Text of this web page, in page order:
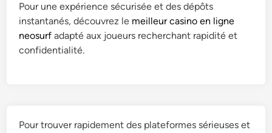
Pour une expérience sécurisée et des dépôts
instantanés, découvrez le meilleur casino en ligne
neosurf adapté aux joueurs recherchant rapidité et
confidentialité.
Pour trouver rapidement des plateformes sérieuses et